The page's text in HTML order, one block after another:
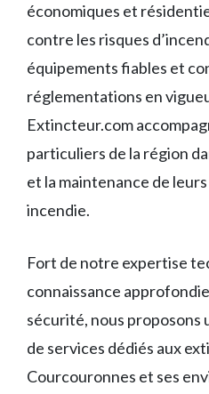
économiques et
contre les risques
équipements fiables et
réglementations en
Extincteur.com
particuliers de la région
et la maintenance de
incendie.
Fort de notre expertise
connaissance
sécurité, nous proposons
de services dédiés aux
Courcouronnes et ses